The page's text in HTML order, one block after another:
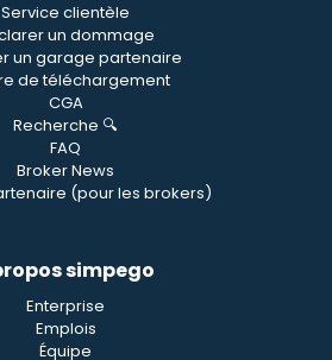
Service clientèle
un dommage
un garage partenaire
de téléchargement
CGA
Recherche 🔍
FAQ
Broker News
(pour les brokers)
simpego
Enterprise
Emplois
Équipe